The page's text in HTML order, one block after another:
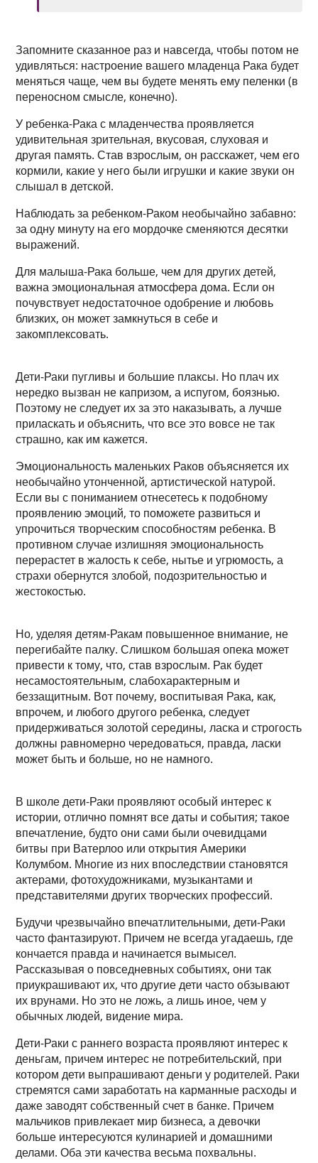
Запомните сказанное раз и навсегда, чтобы потом не
удивляться: настроение вашего младенца Рака будет
меняться чаще, чем вы будете менять ему пеленки (в
переносном смысле, конечно).
У ребенка-Рака с младенчества проявляется
удивительная зрительная, вкусовая, слуховая и
другая память. Став взрослым, он расскажет, чем его
кормили, какие у него были игрушки и какие звуки он
слышал в детской.
Наблюдать за ребенком-Раком необычайно забавно:
за одну минуту на его мордочке сменяются десятки
выражений.
Для малыша-Рака больше, чем для других детей,
важна эмоциональная атмосфера дома. Если он
почувствует недостаточное одобрение и любовь
близких, он может замкнуться в себе и
закомплексовать.
Дети-Раки пугливы и большие плаксы. Но плач их
нередко вызван не капризом, а испугом, боязнью.
Поэтому не следует их за это наказывать, а лучше
приласкать и объяснить, что все это вовсе не так
страшно, как им кажется.
Эмоциональность маленьких Раков объясняется их
необычайно утонченной, артистической натурой.
Если вы с пониманием отнесетесь к подобному
проявлению эмоций, то поможете развиться и
упрочиться творческим способностям ребенка. В
противном случае излишняя эмоциональность
перерастет в жалость к себе, нытье и угрюмость, а
страхи обернутся злобой, подозрительностью и
жестокостью.
Но, уделяя детям-Ракам повышенное внимание, не
перегибайте палку. Слишком большая опека может
привести к тому, что, став взрослым. Рак будет
несамостоятельным, слабохарактерным и
беззащитным. Вот почему, воспитывая Рака, как,
впрочем, и любого другого ребенка, следует
придерживаться золотой середины, ласка и строгость
должны равномерно чередоваться, правда, ласки
может быть и больше, но не намного.
В школе дети-Раки проявляют особый интерес к
истории, отлично помнят все даты и события; такое
впечатление, будто они сами были очевидцами
битвы при Ватерлоо или открытия Америки
Колумбом. Многие из них впоследствии становятся
актерами, фотохудожниками, музыкантами и
представителями других творческих профессий.
Будучи чрезвычайно впечатлительными, дети-Раки
часто фантазируют. Причем не всегда угадаешь, где
кончается правда и начинается вымысел.
Рассказывая о повседневных событиях, они так
приукрашивают их, что другие дети часто обзывают
их врунами. Но это не ложь, а лишь иное, чем у
обычных людей, видение мира.
Дети-Раки с раннего возраста проявляют интерес к
деньгам, причем интерес не потребительский, при
котором дети выпрашивают деньги у родителей. Раки
стремятся сами заработать на карманные расходы и
даже заводят собственный счет в банке. Причем
мальчиков привлекает мир бизнеса, а девочки
больше интересуются кулинарией и домашними
делами. Оба эти качества весьма похвальны.